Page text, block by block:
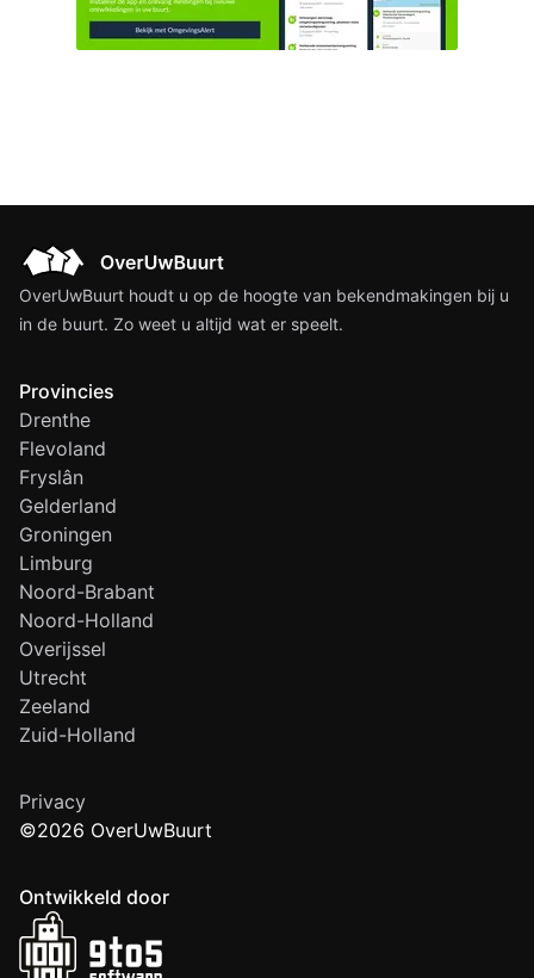
OverUwBuurt houdt u op de hoogte van bekendmakingen bij u
in de buurt. Zo weet u altijd wat er speelt.
Provincies
Drenthe
Flevoland
Fryslân
Gelderland
Groningen
Limburg
Noord-Brabant
Noord-Holland
Overijssel
Utrecht
Zeeland
Zuid-Holland
Privacy
©2026 OverUwBuurt
Ontwikkeld door